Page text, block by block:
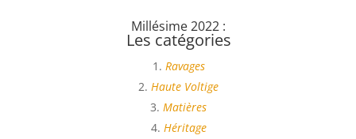
Millésime 2022 :
Les catégories
Ravages
Haute Voltige
Matières
Héritage